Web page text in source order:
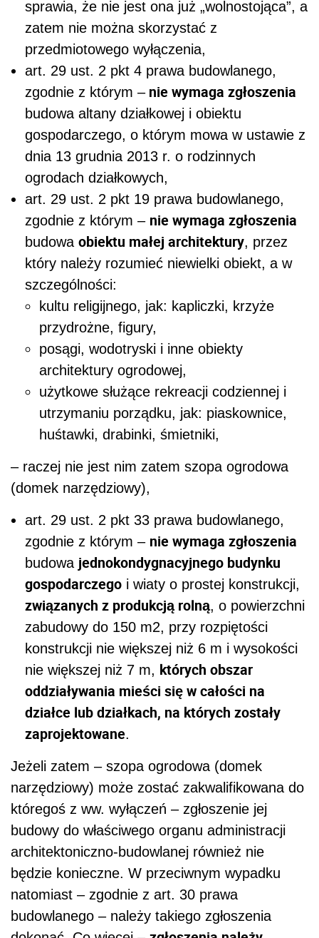
sprawia, że nie jest ona już „wolnostojąca”, a
zatem nie można skorzystać z
przedmiotowego wyłączenia,
art. 29 ust. 2 pkt 4 prawa budowlanego,
zgodnie z którym –nie wymaga zgłoszenia
budowa altany działkowej i obiektu
gospodarczego, o którym mowa w ustawie z
dnia 13 grudnia 2013 r. o rodzinnych
ogrodach działkowych,
art. 29 ust. 2 pkt 19 prawa budowlanego,
zgodnie z którym – nie wymaga zgłoszenia
budowa obiektu małej architektury, przez
który należy rozumieć niewielki obiekt, a w
szczególności:
kultu religijnego, jak: kapliczki, krzyże
przydrożne, figury,
posągi, wodotryski i inne obiekty
architektury ogrodowej,
użytkowe służące rekreacji codziennej i
utrzymaniu porządku, jak: piaskownice,
huśtawki, drabinki, śmietniki,
– raczej nie jest nim zatem szopa ogrodowa
(domek narzędziowy),
art. 29 ust. 2 pkt 33 prawa budowlanego,
zgodnie z którym – nie wymaga zgłoszenia
budowa jednokondygnacyjnego budynku
gospodarczego i wiaty o prostej konstrukcji,
związanych z produkcją rolną, o powierzchni
zabudowy do 150 m2, przy rozpiętości
konstrukcji nie większej niż 6 m i wysokości
nie większej niż 7 m, których obszar
oddziaływania mieści się w całości na
działce lub działkach, na których zostały
zaprojektowane.
Jeżeli zatem – szopa ogrodowa (domek
narzędziowy) może zostać zakwalifikowana do
któregoś z ww. wyłączeń – zgłoszenie jej
budowy do właściwego organu administracji
architektoniczno-budowlanej również nie
będzie konieczne. W przeciwnym wypadku
natomiast – zgodnie z art. 30 prawa
budowlanego – należy takiego zgłoszenia